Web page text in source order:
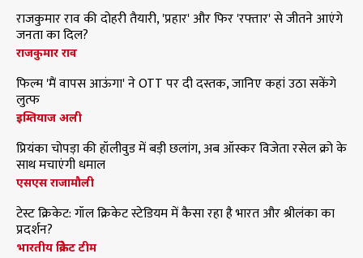
राजकुमार राव की दोहरी तैयारी, 'प्रहार' और फिर 'रफ्तार' से जीतने आएंगे
जनता का दिल?
राजकुमार राव
फिल्म 'मैं वापस आऊंगा' ने OTT पर दी दस्तक, जानिए कहां उठा सकेंगे
लुत्फ
इम्तियाज अली
प्रियंका चोपड़ा की हॉलीवुड में बड़ी छलांग, अब ऑस्कर विजेता रसेल क्रो के
साथ मचाएंगी धमाल
एसएस राजामौली
टेस्ट क्रिकेट: गॉल क्रिकेट स्टेडियम में कैसा रहा है भारत और श्रीलंका का
प्रदर्शन?
भारतीय क्रिकेट टीम